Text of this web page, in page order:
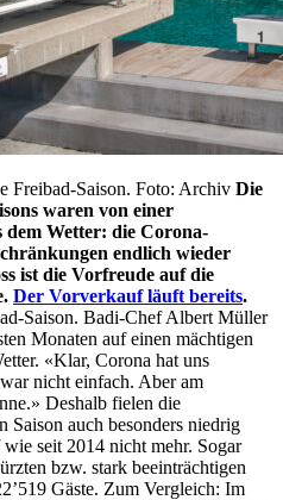
Freibad-Saison. Foto: Archiv Die
waren von einer
dem Wetter: die Corona-
endlich wieder
ist die Vorfreude auf die
Der Vorverkauf läuft bereits.
Saison. Badi-Chef Albert Müller
Monaten auf einen mächtigen
«Klar, Corona hat uns
nicht einfach. Aber am
Deshalb fielen die
Saison auch besonders niedrig
seit 2014 nicht mehr. Sogar
bzw. stark beeinträchtigen
Gäste. Zum Vergleich: Im